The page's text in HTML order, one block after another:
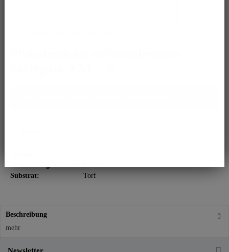
Substrat:
Torf
Beschreibung
mehr